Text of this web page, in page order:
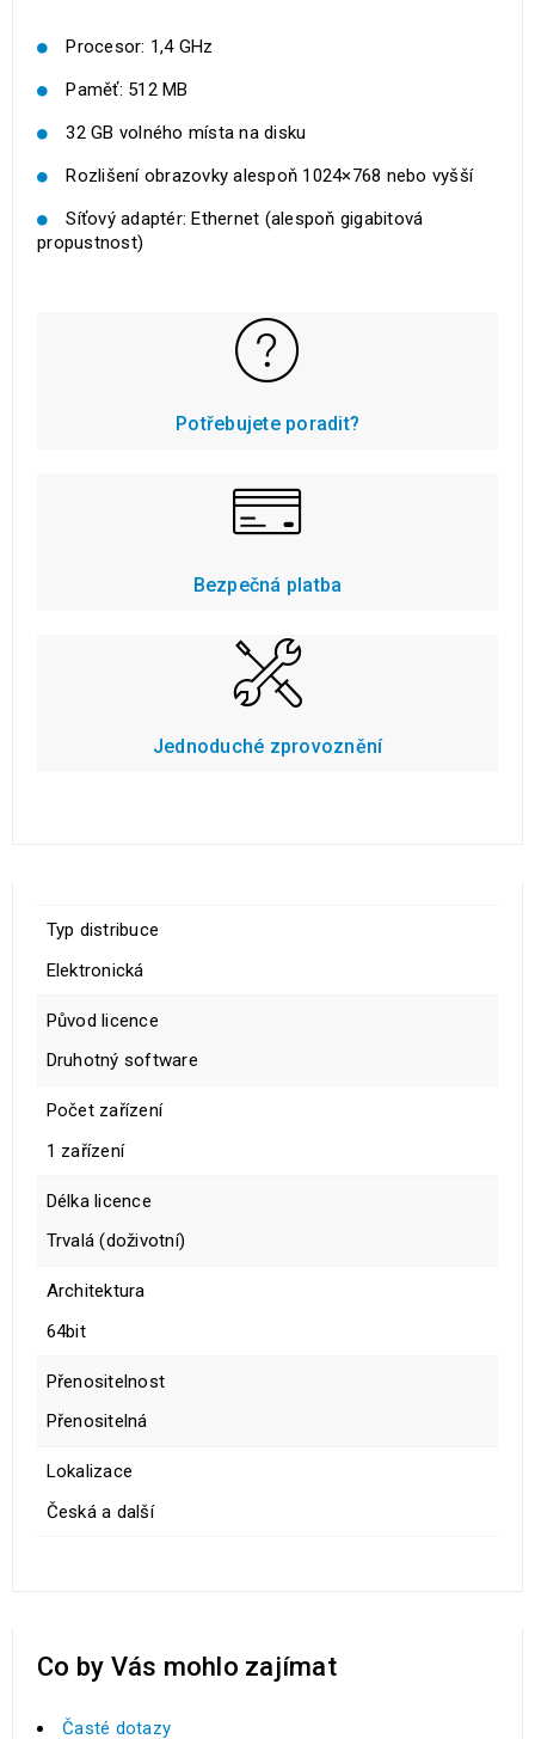
Procesor: 1,4 GHz
Paměť: 512 MB
32 GB volného místa na disku
Rozlišení obrazovky alespoň 1024×768 nebo vyšší
Síťový adaptér: Ethernet (alespoň gigabitová
propustnost)
Potřebujete poradit?
Bezpečná platba
Jednoduché zprovoznění
Typ distribuce
Elektronická
Původ licence
Druhotný software
Počet zařízení
1 zařízení
Délka licence
Trvalá (doživotní)
Architektura
64bit
Přenositelnost
Přenositelná
Lokalizace
Česká a další
Co by Vás mohlo zajímat
Časté dotazy